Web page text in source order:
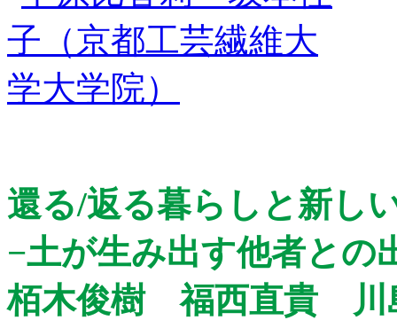
還る/返る暮らしと新し
−土が生み出す他者との
栢木俊樹 福西直貴 川